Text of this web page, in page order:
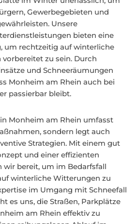
Gewerbegebieten und
Unsere
bieten eine
um rechtzeitig auf winterliche
zu sein. Durch
und Schneeräumungen
Monheim am Rhein auch bei
passierbar bleibt.
Monheim am Rhein umfasst
sondern legt auch
Strategien. Mit einem gut
und einer effizienten
wir bereit, um im Bedarfsfall
winterliche Witterungen zu
im Umgang mit Schneefall
es uns, die Straßen, Parkplätze
am Rhein effektiv zu